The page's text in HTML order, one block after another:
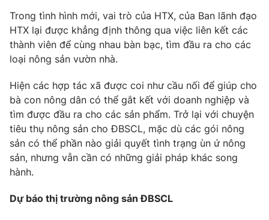
Trong tình hình mới, vai trò của HTX, của Ban lãnh đạo
HTX lại được khẳng định thông qua việc liên kết các
thành viên để cùng nhau bàn bạc, tìm đầu ra cho các
loại nông sản vườn nhà.
Hiện các hợp tác xã được coi như cầu nối để giúp cho
bà con nông dân có thể gắt kết với doanh nghiệp và
tìm được đầu ra cho các sản phẩm. Trở lại với chuyện
tiêu thụ nông sản cho ĐBSCL, mặc dù các gói nông
sản có thể phần nào giải quyết tình trạng ùn ứ nông
sản, nhưng vẫn cần có những giải pháp khác song
hành.
Dự báo thị trường nông sản ĐBSCL